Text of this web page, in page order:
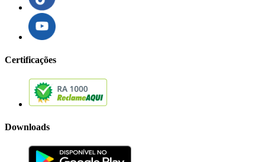
Certificações
Downloads